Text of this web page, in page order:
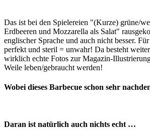
Das ist bei den Spielereien "(Kurze) grüne/
Erdbeeren und Mozzarella als Salat"
englischer Sprache und auch nicht besser.
perfekt und steril = unwahr! Da besteht
wirklich echte Fotos zur Magazin-
Weile leben/gebraucht werden!
Wobei dieses Barbecue schon sehr
Daran ist natürlich auch nichts echt …